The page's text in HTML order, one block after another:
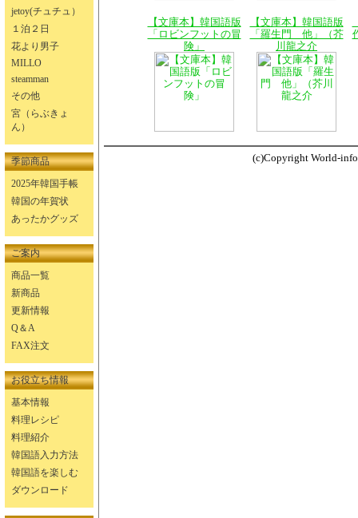
jetoy(チュチュ）
１泊２日
花より男子
MILLO
steamman
その他
宮（らぶきょ
ん）
季節商品
2025年韓国手帳
韓国の年賀状
あったかグッズ
ご案内
商品一覧
新商品
更新情報
Q＆A
FAX注文
お役立ち情報
基本情報
料理レシピ
料理紹介
韓国語入力方法
韓国語を楽しむ
ダウンロード
【文庫本】韓国語版
「ロビンフットの冒
険」
【文庫本】韓国語版
「羅生門 他」（芥
川龍之介
(c)Copyright World-